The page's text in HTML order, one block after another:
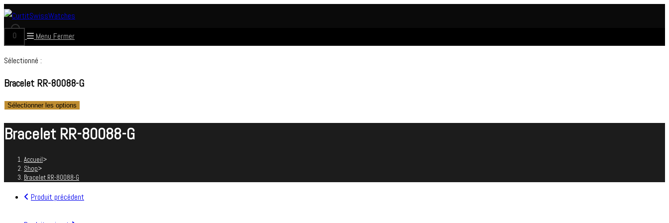
Skip
content
0 Menu Fermer
Sélectionné :
Bracelet RR-80088-G
Sélectionner les options
Bracelet RR-80088-G
Accueil>
Shop>
Bracelet RR-80088-G
Produit précédent